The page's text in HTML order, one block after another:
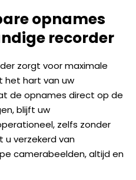
opnames
recorder
zorgt voor maximale
het hart van uw
de opnames direct op de
blijft uw
zelfs zonder
u verzekerd van
camerabeelden, altijd en